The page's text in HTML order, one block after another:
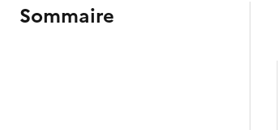
Sommaire